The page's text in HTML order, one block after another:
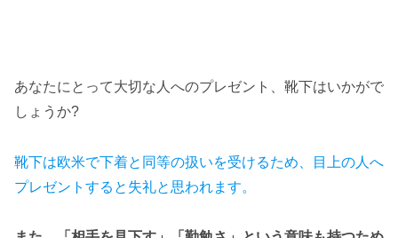
あなたにとって大切な人へのプレゼント、靴下はいかがで
しょうか?
靴下は欧米で下着と同等の扱いを受けるため、目上の人へ
プレゼントすると失礼と思われます。